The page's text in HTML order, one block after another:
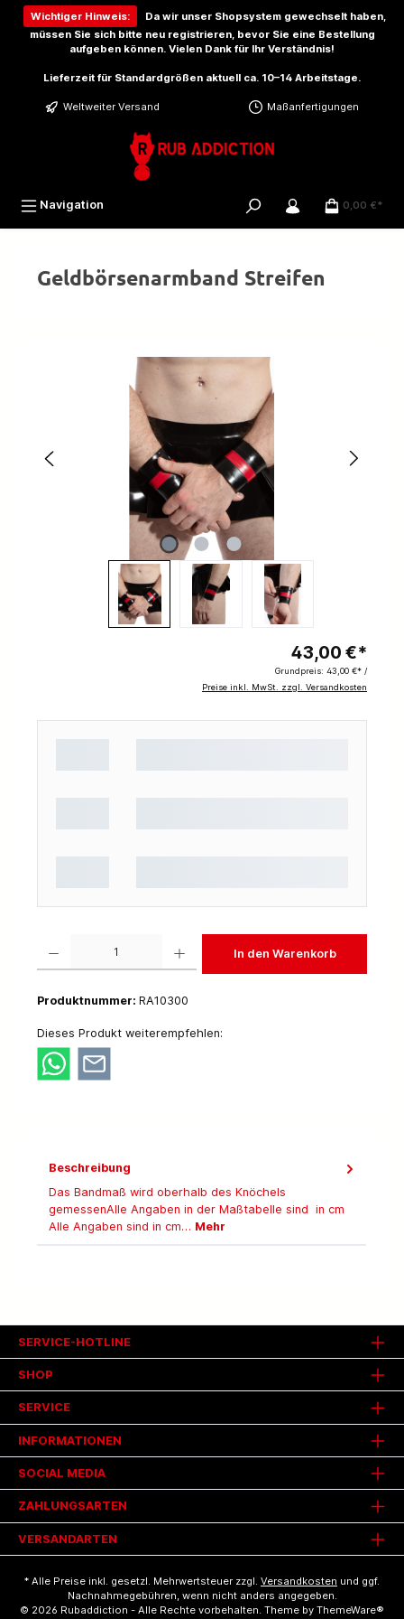
springen
Wichtiger Hinweis:
Da wir unser Shopsystem gewechselt haben,
müssen Sie sich bitte neu registrieren, bevor Sie eine Bestellung
aufgeben können. Vielen Dank für Ihr Verständnis!
Lieferzeit für Standardgrößen aktuell ca. 10–14 Arbeitstage.
Weltweiter Versand Maßanfertigungen
Navigation 0,00 €*
Geldbörsenarmband Streifen
43,00 €*
Grundpreis: 43,00 €* /
Preise inkl. MwSt. zzgl. Versandkosten
In den Warenkorb
Produktnummer: RA10300
Dieses Produkt weiterempfehlen:
Beschreibung
Das Bandmaß wird oberhalb des Knöchels
gemessenAlle Angaben in der Maßtabelle sind in cm
Alle Angaben sind in cm… Mehr
SHOP
SERVICE
INFORMATIONEN
SERVICE-HOTLINE
SOCIAL MEDIA
ZAHLUNGSARTEN
VERSANDARTEN
* Alle Preise inkl. gesetzl. Mehrwertsteuer zzgl. Versandkosten und ggf.
Nachnahmegebühren, wenn nicht anders angegeben.
© 2026 Rubaddiction - Alle Rechte vorbehalten. Theme by ThemeWare®